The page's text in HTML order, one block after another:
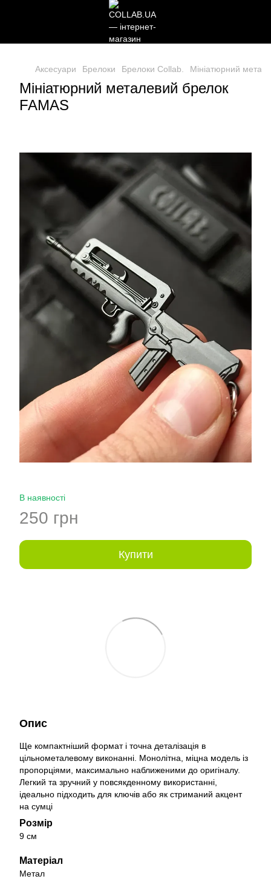
Аксесуари Брелоки Брелоки Collab. Мініатюрний
Мініатюрний металевий брелок
FAMAS
В наявності
250 грн
Купити
Опис
Ще компактніший формат і точна деталізація в
цільнометалевому виконанні. Монолітна, міцна модель із
пропорціями, максимально наближеними до оригіналу.
Легкий та зручний у повсякденному використанні,
ідеально підходить для ключів або як стриманий акцент
на сумці
Розмір
9 см
Матеріал
Метал